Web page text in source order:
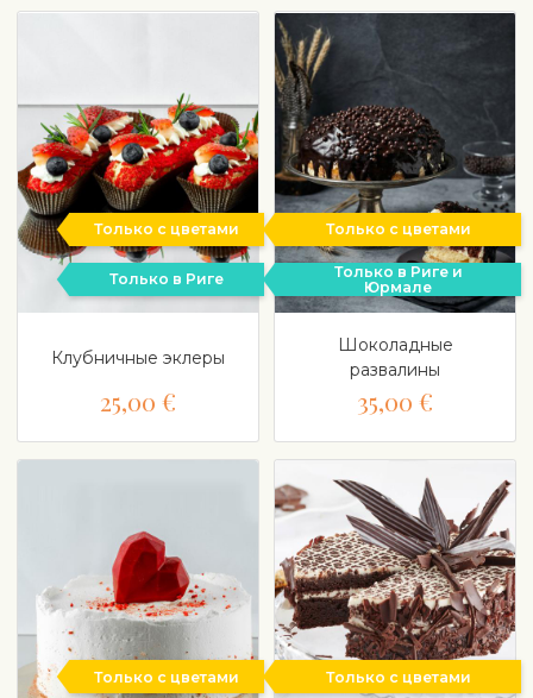
Только с цветами
Только в Риге
Клубничные эклеры
25,00 €
Только с цветами
Только в Риге и
Юрмале
Шоколадные
развалины
35,00 €
Только с цветами Только с цветами